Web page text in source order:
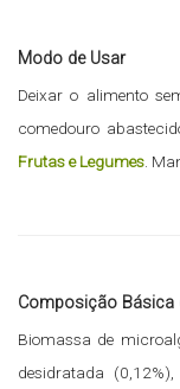
Modo de Usar
Deixar o alimento
comedouro
Frutas e Legumes .
Composição Básica
Biomassa de
desidratada